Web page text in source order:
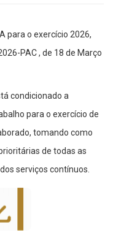
para o exercício 2026,
PAC , de 18 de Março
condicionado a
para o exercício de
tomando como
de todas as
serviços contínuos.